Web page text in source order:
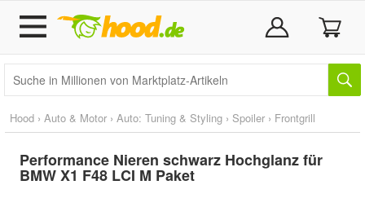
Hood › Auto & Motor › Auto: Tuning & Styling › Spoiler › Frontgrill
Performance Nieren schwarz Hochglanz für
BMW X1 F48 LCI M Paket